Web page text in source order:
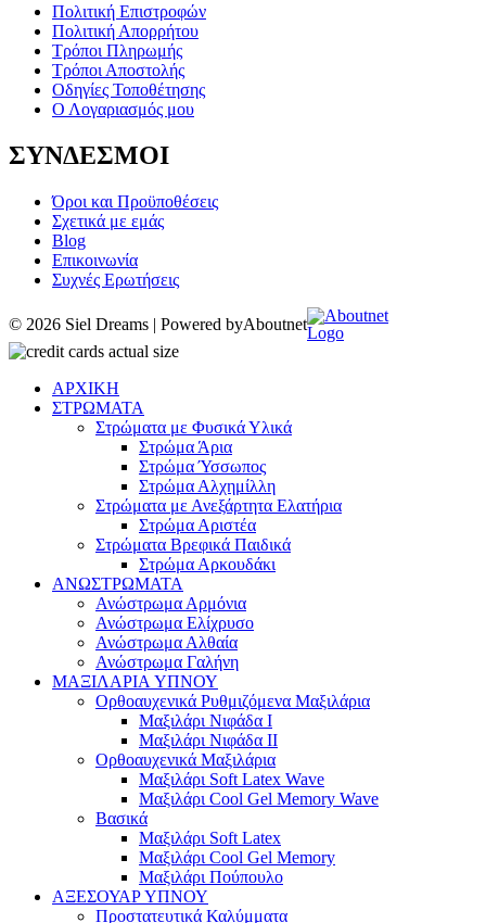
Πολιτική Επιστροφών
Πολιτική Απορρήτου
Τρόποι Πληρωμής
Τρόποι Αποστολής
Οδηγίες Τοποθέτησης
Ο Λογαριασμός μου
ΣΥΝΔΕΣΜΟΙ
Όροι και Προϋποθέσεις
Σχετικά με εμάς
Blog
Επικοινωνία
Συχνές Ερωτήσεις
© 2026 Siel Dreams | Powered byAboutnet
ΑΡΧΙΚΗ
ΣΤΡΩΜΑΤΑ
Στρώματα με Φυσικά Υλικά
Στρώμα Άρια
Στρώμα Ύσσωπος
Στρώμα Αλχημίλλη
Στρώματα με Ανεξάρτητα Ελατήρια
Στρώμα Αριστέα
Στρώματα Βρεφικά Παιδικά
Στρώμα Αρκουδάκι
ΑΝΩΣΤΡΩΜΑΤΑ
Ανώστρωμα Αρμόνια
Ανώστρωμα Ελίχρυσο
Ανώστρωμα Αλθαία
Ανώστρωμα Γαλήνη
ΜΑΞΙΛΑΡΙΑ YΠΝΟΥ
Ορθοαυχενικά Ρυθμιζόμενα Μαξιλάρια
Mαξιλάρι Νιφάδα Ι
Mαξιλάρι Νιφάδα ΙΙ
Ορθοαυχενικά Μαξιλάρια
Mαξιλάρι Soft Latex Wave
Mαξιλάρι Cool Gel Memory Wave
Βασικά
Mαξιλάρι Soft Latex
Mαξιλάρι Cool Gel Memory
Mαξιλάρι Πούπουλο
ΑΞΕΣΟΥΑΡ ΥΠΝΟΥ
Προστατευτικά Καλύμματα